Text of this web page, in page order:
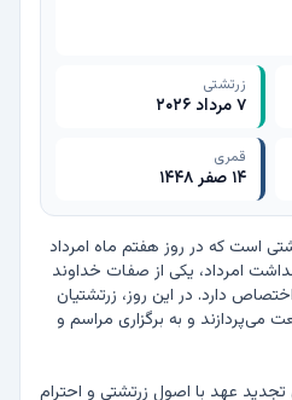
زرتشتی
۷ مرداد ۲۰۲۶
قمری
۱۴ صفر ۱۴۴۸